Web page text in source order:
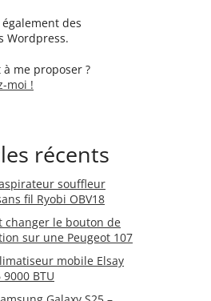
également des
Wordpress.
me proposer ?
moi !
récents
souffleur
fil Ryobi OBV18
changer le bouton de
sur une Peugeot 107
mobile Elsay
9000 BTU